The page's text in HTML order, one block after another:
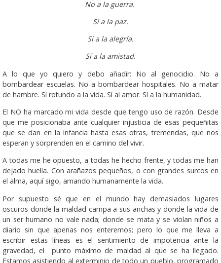
No a la guerra.
Sí a la paz.
Sí a la alegría.
Sí a la amistad.
A lo que yo quiero y debo añadir: No al genocidio. No a
bombardear escuelas. No a bombardear hospitales. No a matar
de hambre. Sí rotundo a la vida. Sí al amor. Sí a la humanidad.
El NO ha marcado mi vida desde que tengo uso de razón. Desde
que me posicionaba ante cualquier injusticia de esas pequeñitas
que se dan en la infancia hasta esas otras, tremendas, que nos
esperan y sorprenden en el camino del vivir.
A todas me he opuesto, a todas he hecho frente, y todas me han
dejado huella. Con arañazos pequeños, o con grandes surcos en
el alma, aquí sigo, amando humanamente la vida.
Por supuesto sé que en el mundo hay demasiados lugares
oscuros donde la maldad campa a sus anchas y donde la vida de
un ser humano no vale nada; donde se mata y se violan niños a
diario sin que apenas nos enteremos; pero lo que me lleva a
escribir estas líneas es el sentimiento de impotencia ante la
gravedad, el punto máximo de maldad al que se ha llegado.
Estamos asistiendo al exterminio de todo un pueblo, programado